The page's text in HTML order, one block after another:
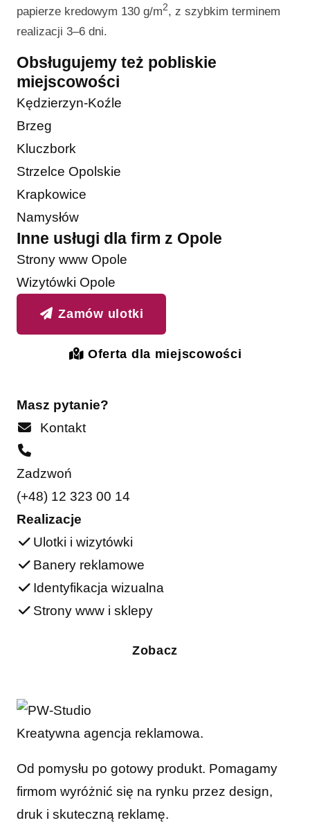
papierze kredowym 130 g/m2, z szybkim terminem
realizacji 3–6 dni.
Obsługujemy też pobliskie
miejscowości
Kędzierzyn-Koźle
Brzeg
Kluczbork
Strzelce Opolskie
Krapkowice
Namysłów
Inne usługi dla firm z Opole
Strony www Opole
Wizytówki Opole
Zamów ulotki
Oferta dla miejscowości
Masz pytanie?
Kontakt
Zadzwoń
(+48) 12 323 00 14
Realizacje
Ulotki i wizytówki
Banery reklamowe
Identyfikacja wizualna
Strony www i sklepy
Zobacz
Kreatywna agencja reklamowa.
Od pomysłu po gotowy produkt. Pomagamy
firmom wyróżnić się na rynku przez design,
druk i skuteczną reklamę.